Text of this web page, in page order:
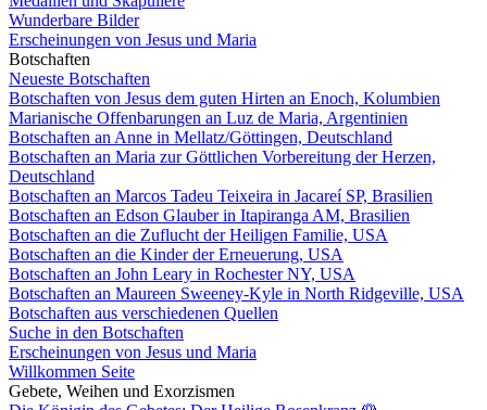
Wunderbare Bilder
Erscheinungen von Jesus und Maria
Botschaften
Neueste Botschaften
Botschaften von Jesus dem guten Hirten an Enoch, Kolumbien
Marianische Offenbarungen an Luz de Maria, Argentinien
Botschaften an Anne in Mellatz/Göttingen, Deutschland
Botschaften an Maria zur Göttlichen Vorbereitung der Herzen,
Deutschland
Botschaften an Marcos Tadeu Teixeira in Jacareí SP, Brasilien
Botschaften an Edson Glauber in Itapiranga AM, Brasilien
Botschaften an die Zuflucht der Heiligen Familie, USA
Botschaften an die Kinder der Erneuerung, USA
Botschaften an John Leary in Rochester NY, USA
Botschaften an Maureen Sweeney-Kyle in North Ridgeville, USA
Botschaften aus verschiedenen Quellen
Suche in den Botschaften
Erscheinungen von Jesus und Maria
Willkommen Seite
Gebete, Weihen und Exorzismen